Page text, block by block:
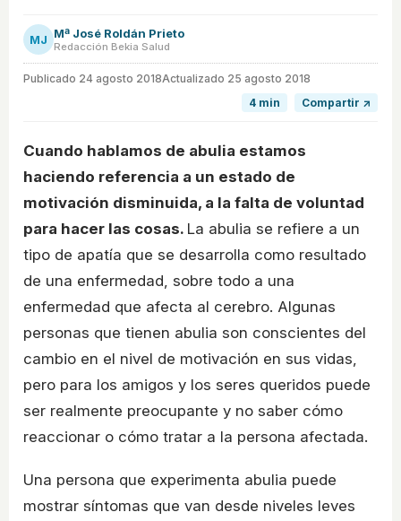
MJ Mª José Roldán Prieto
Redacción Bekia Salud
Publicado 24 agosto 2018Actualizado 25 agosto 2018
4 min
Compartir ↗
Cuando hablamos de abulia estamos
haciendo referencia a un estado de
motivación disminuida, a la falta de voluntad
para hacer las cosas. La abulia se refiere a un
tipo de apatía que se desarrolla como resultado
de una enfermedad, sobre todo a una
enfermedad que afecta al cerebro. Algunas
personas que tienen abulia son conscientes del
cambio en el nivel de motivación en sus vidas,
pero para los amigos y los seres queridos puede
ser realmente preocupante y no saber cómo
reaccionar o cómo tratar a la persona afectada.
Una persona que experimenta abulia puede
mostrar síntomas que van desde niveles leves